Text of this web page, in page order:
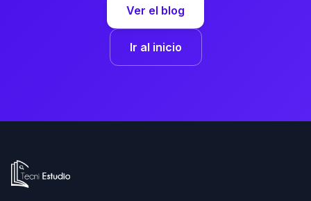
Ver el blog
Ir al inicio
Ir a la página de inicio de Tecni Estudio